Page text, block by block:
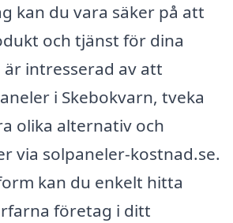
kan du vara säker på att
och tjänst för dina
är intresserad av att
i Skebokvarn, tveka
olika alternativ och
via solpaneler-kostnad.se.
kan du enkelt hitta
företag i ditt